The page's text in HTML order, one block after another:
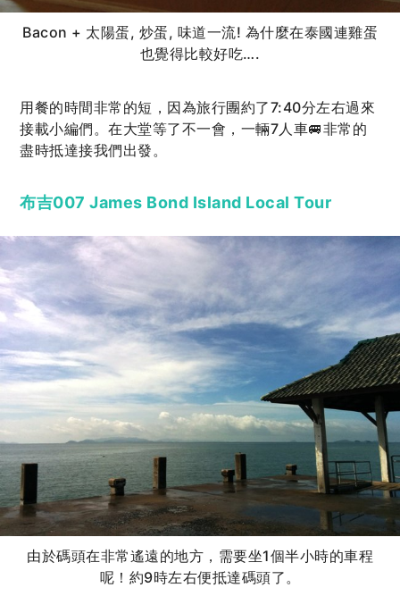
Bacon + 太陽蛋, 炒蛋, 味道一流! 為什麼在泰國連雞蛋
也覺得比較好吃….
用餐的時間非常的短，因為旅行團約了7:40分左右過來
接載小編們。在大堂等了不一會，一輛7人車🚐非常的
盡時抵達接我們出發。
布吉007 James Bond Island Local Tour
由於碼頭在非常遙遠的地方，需要坐1個半小時的車程
呢！約9時左右便抵達碼頭了。